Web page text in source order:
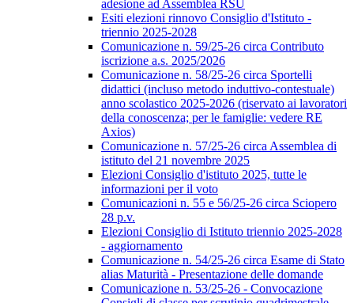
adesione ad Assemblea RSU
Esiti elezioni rinnovo Consiglio d'Istituto -
triennio 2025-2028
Comunicazione n. 59/25-26 circa Contributo
iscrizione a.s. 2025/2026
Comunicazione n. 58/25-26 circa Sportelli
didattici (incluso metodo induttivo-contestuale)
anno scolastico 2025-2026 (riservato ai lavoratori
della conoscenza; per le famiglie: vedere RE
Axios)
Comunicazione n. 57/25-26 circa Assemblea di
istituto del 21 novembre 2025
Elezioni Consiglio d'istituto 2025, tutte le
informazioni per il voto
Comunicazioni n. 55 e 56/25-26 circa Sciopero
28 p.v.
Elezioni Consiglio di Istituto triennio 2025-2028
- aggiornamento
Comunicazione n. 54/25-26 circa Esame di Stato
alias Maturità - Presentazione delle domande
Comunicazione n. 53/25-26 - Convocazione